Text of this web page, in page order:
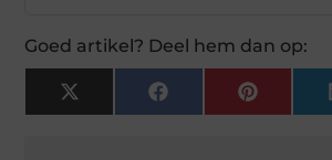
Goed artikel? Deel hem dan op:
X
(Twitter)
Facebook Pinterest